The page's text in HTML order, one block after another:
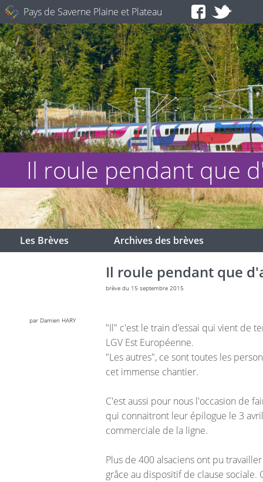
Pays de Saverne Plaine et Plateau
Il roule pendant que
Les Brèves Archives des brèves
Il roule pendant que
brève du 15 septembre 2015
"Il" c'est le train d’essai qui vient de
LGV Est Européenne.
"Les autres", ce sont toutes les
cet immense chantier.
C'est aussi pour nous l'occasion de
qui connaitront leur épilogue le 3
commerciale de la ligne.
Plus de 400 alsaciens ont pu
grâce au dispositif de clause
par Damien HARY